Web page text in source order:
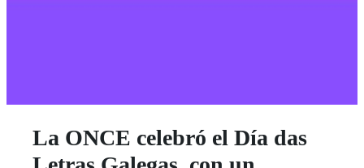
La ONCE celebró el Día das